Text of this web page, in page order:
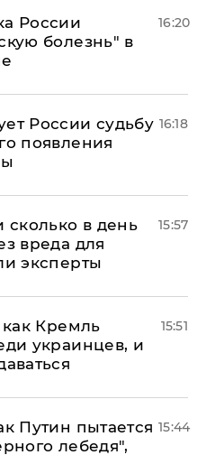
России
болезнь" в
16:20
России судьбу
появления
16:18
сколько в день
вреда для
эксперты
15:57
как Кремль
украинцев, и
15:51
Путин пытается
лебедя",
15:44